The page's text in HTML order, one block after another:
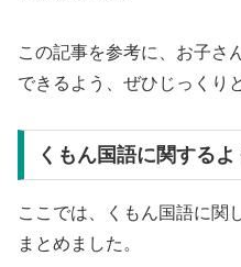
この記事を参考に、お子さ
できるよう、ぜひじっくり
くもん国語に関する
ここでは、くもん国語に関
まとめました。